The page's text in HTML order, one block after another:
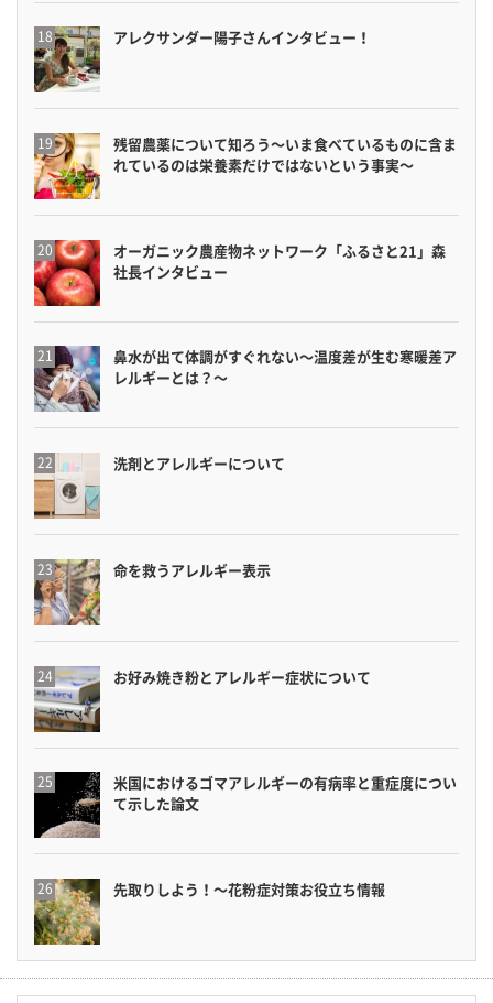
アレクサンダー陽子さんインタビュー！
残留農薬について知ろう〜いま食べているものに含ま
れているのは栄養素だけではないという事実〜
オーガニック農産物ネットワーク「ふるさと21」森
社長インタビュー
鼻水が出て体調がすぐれない〜温度差が生む寒暖差ア
レルギーとは？〜
洗剤とアレルギーについて
命を救うアレルギー表示
お好み焼き粉とアレルギー症状について
米国におけるゴマアレルギーの有病率と重症度につい
て示した論文
先取りしよう！〜花粉症対策お役立ち情報